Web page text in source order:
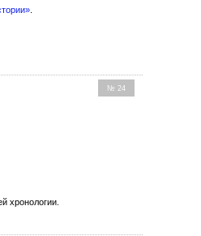
№ 24
хронологии.